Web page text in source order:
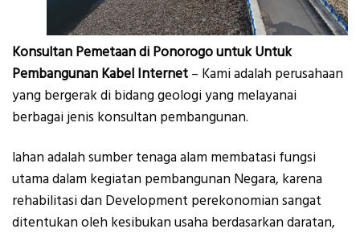
Konsultan Pemetaan di Ponorogo untuk Untuk
Pembangunan Kabel Internet – Kami adalah perusahaan
yang bergerak di bidang geologi yang melayanai
berbagai jenis konsultan pembangunan.
lahan adalah sumber tenaga alam membatasi fungsi
utama dalam kegiatan pembangunan Negara, karena
rehabilitasi dan Development perekonomian sangat
ditentukan oleh kesibukan usaha berdasarkan daratan,